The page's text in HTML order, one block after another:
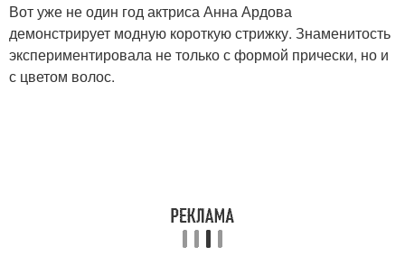
Вот уже не один год актриса Анна Ардова
демонстрирует модную короткую стрижку. Знаменитость
экспериментировала не только с формой прически, но и
с цветом волос.